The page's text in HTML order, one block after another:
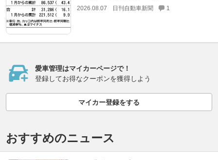
2026.08.07 日刊自動車新聞 1
愛車管理はマイカーページで！
登録してお得なクーポンを獲得しよう
マイカー登録をする
おすすめのニュース